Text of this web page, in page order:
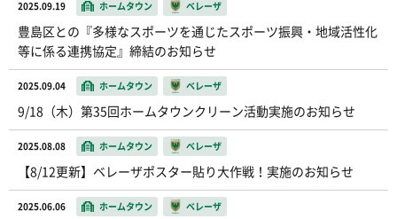
2025.09.19 ホームタウン ベレーザ
豊島区との『多様なスポーツを通じたスポーツ振興・地域活性化
等に係る連携協定』締結のお知らせ
2025.09.04 ホームタウン ベレーザ
9/18（木）第35回ホームタウンクリーン活動実施のお知らせ
2025.08.08 ホームタウン ベレーザ
【8/12更新】ベレーザポスター貼り大作戦！実施のお知らせ
2025.06.06 ホームタウン ベレーザ